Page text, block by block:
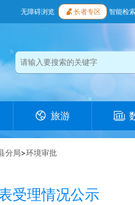
无障碍浏览 长者专区 智能检
旅游
分局>环境审批
受理情况公示